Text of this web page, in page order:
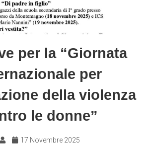
per la “Giornata
per
della violenza
le donne”
17 Novembre 2025